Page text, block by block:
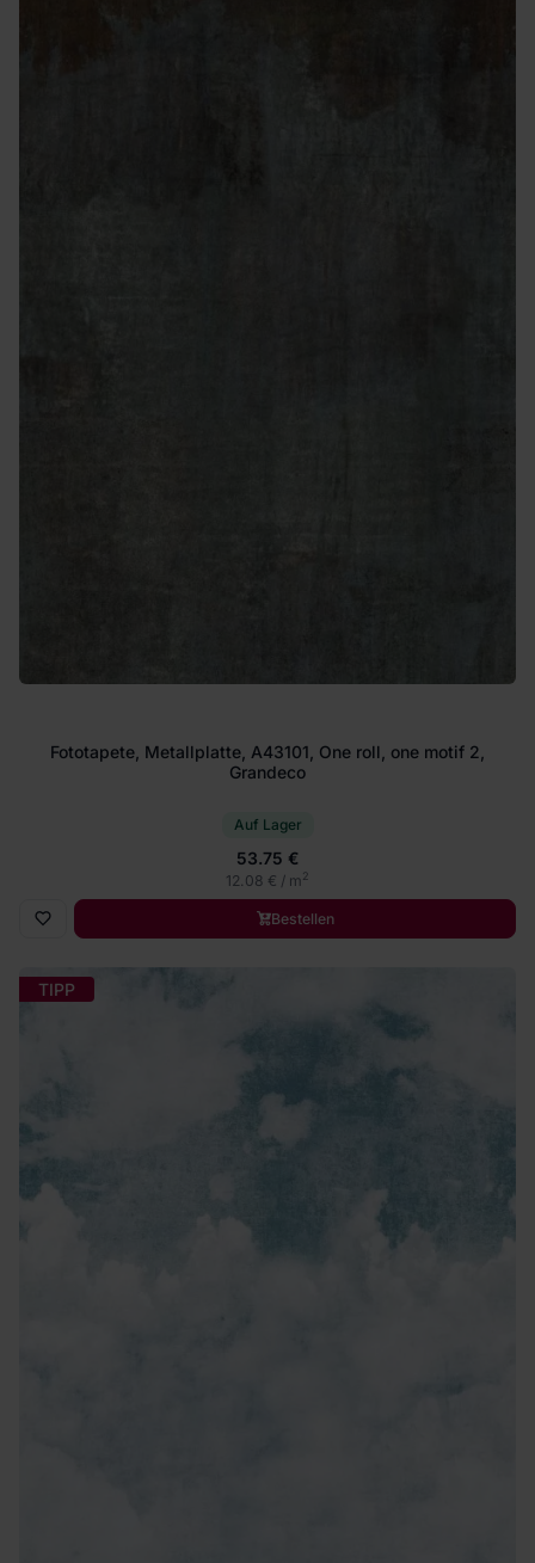
Fototapete, Metallplatte, A43101, One roll, one motif 2,
Grandeco
Auf Lager
53.75 €
12.08 € / m2
Bestellen
TIPP